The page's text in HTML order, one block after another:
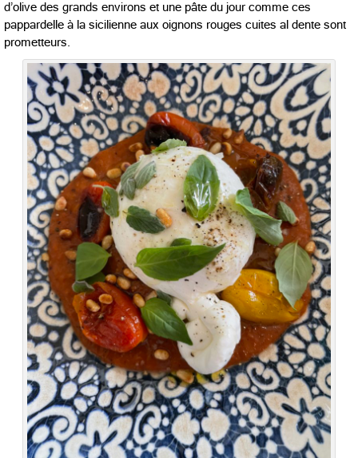
d’olive des grands environs et une pâte du jour comme ces
pappardelle à la sicilienne aux oignons rouges cuites al dente sont
prometteurs.